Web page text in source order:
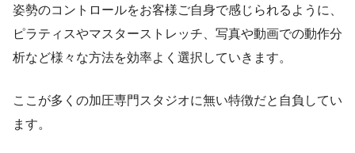
姿勢のコントロールをお客様ご自身で感じられるように、
ピラティスやマスターストレッチ、写真や動画での動作分
析など様々な方法を効率よく選択していきます。
ここが多くの加圧専門スタジオに無い特徴だと自負してい
ます。